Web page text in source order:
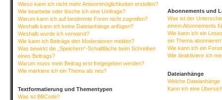
Wieso kann ich nicht mehr Antwortmöglichkeiten erstellen?
Wie bearbeite oder lösche ich eine Umfrage?
Warum kann ich auf bestimmte Foren nicht zugreifen?
Weshalb kann ich keine Dateianhänge anfügen?
Weshalb wurde ich verwarnt?
Wie kann ich Beiträge den Moderatoren melden?
Was bewirkt die „Speichern“-Schaltfläche beim Schreiben
eines Beitrags?
Warum muss mein Beitrag erst freigegeben werden?
Wie markiere ich ein Thema als neu?
Textformatierung und Thementypen
Was ist BBCode?
Abonnements und
Was ist der
einem Abonnements
Wie kann ich ein
ein Thema
Wie kann ich ein
Wie deaktiviere ich
Dateianhänge
Welche
Kann ich eine